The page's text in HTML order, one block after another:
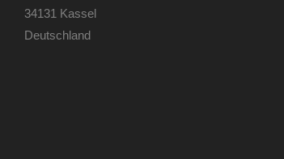
34131 Kassel
Deutschland